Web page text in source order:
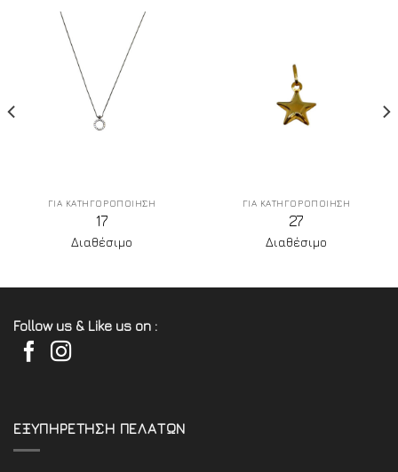
ΓΙΑ ΚΑΤΗΓΟΡΟΠΟΙΗΣΗ
17
Διαθέσιμο
ΓΙΑ ΚΑΤΗΓΟΡΟΠΟΙΗΣΗ
27
Διαθέσιμο
Follow us & Like us on :
ΕΞΥΠΗΡΕΤΗΣΗ ΠΕΛΑΤΩΝ